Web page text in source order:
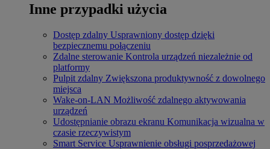
Inne przypadki użycia
Dostęp zdalny Usprawniony dostęp dzięki
bezpiecznemu połączeniu
Zdalne sterowanie Kontrola urządzeń niezależnie od
platformy
Pulpit zdalny Zwiększona produktywność z dowolnego
miejsca
Wake-on-LAN Możliwość zdalnego aktywowania
urządzeń
Udostępnianie obrazu ekranu Komunikacja wizualna w
czasie rzeczywistym
Smart Service Usprawnienie obsługi posprzedażowej